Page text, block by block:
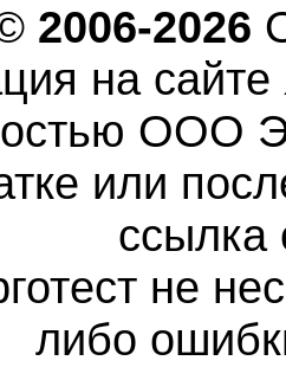
2006-2026
на сайте
ООО
или
ссылка
не
либо